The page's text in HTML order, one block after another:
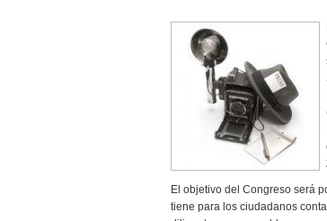
El objetivo del Congreso será
tiene para los ciudadanos